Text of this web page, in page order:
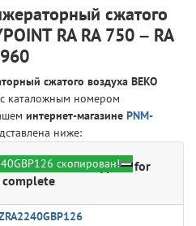
сжатого
RA RA 750 – RA
960
сжатого воздуха BEKO
каталожным номером
интернет-магазине PNM-
ниже:
- Bypass for
complete
скопирован!